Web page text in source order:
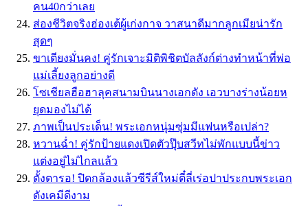
คน40กว่าเลย
ส่องชีวิตจริงฮ่องเต้ผู้เก่งกาจ วาสนาดีมากลูกเมียน่ารัก
สุดๆ
ขาเตียงมั่นคง! คู่รักเจาะมิติพิชิตบัลลังก์​ต่างทำหน้าที่พ่อ
แม่เลี้ยงลูกอย่างดี
โซเชียลฮือฮาลุคสนามบินนางเอกดัง เอวบางร่างน้อยห
ยุดมองไม่ได้
ภาพเป็นประเด็น! พระเอกหนุ่มซุ่มมีแฟนหรือเปล่า?
หวานฉ่ำ! คู่รักป้ายแดงเปิดตัวปุ๊บสวีทไม่พักแบบนี้ข่าว
แต่งอยู่ไม่ไกลแล้ว
ตั้งตารอ! ปิดกล้องแล้วซีรีส์ใหม่ตี๋ลี่เร่อปาประกบพระเอก
ดังเคมีดีงาม